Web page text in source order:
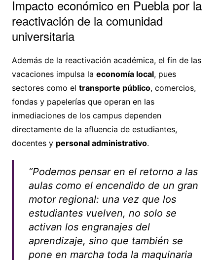
Impacto económico en Puebla por la
reactivación de la comunidad
universitaria
Además de la reactivación académica, el fin de las
vacaciones impulsa la economía local, pues
sectores como el transporte público, comercios,
fondas y papelerías que operan en las
inmediaciones de los campus dependen
directamente de la afluencia de estudiantes,
docentes y personal administrativo.
“Podemos pensar en el retorno a las
aulas como el encendido de un gran
motor regional: una vez que los
estudiantes vuelven, no solo se
activan los engranajes del
aprendizaje, sino que también se
pone en marcha toda la maquinaria